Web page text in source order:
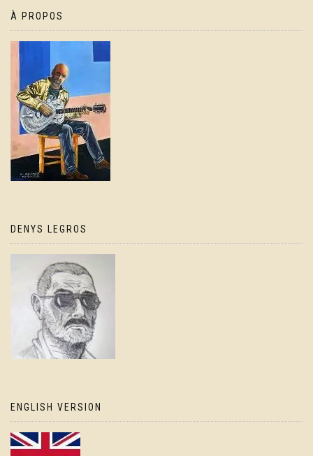
À PROPOS
DENYS LEGROS
ENGLISH VERSION